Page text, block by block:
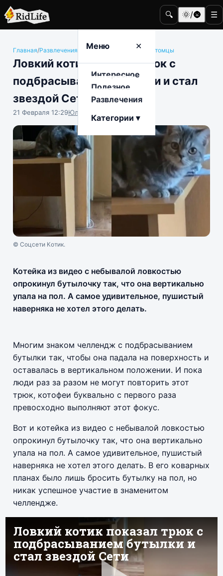
🔍 🌞/🌚 ☰
Меню ✕
Интересное
Полезное
Развлечения
Категории ▾
Главная/Развлечения Животные и домашние питомцы
Ловкий котик показал трюк с
подбрасыванием бутылки и стал
звездой Сети
21 Февраля 12:29Юлия Крофто
© Соцсети Котик.
Котейка из видео с небывалой ловкостью
опрокинул бутылочку так, что она вертикально
упала на пол. А самое удивительное, пушистый
наверняка не хотел этого делать.
Многим знаком челлендж с подбрасыванием
бутылки так, чтобы она падала на поверхность и
оставалась в вертикальном положении. И пока
люди раз за разом не могут повторить этот
трюк, котофеи буквально с первого раза
превосходно выполняют этот фокус.
Вот и котейка из видео с небывалой ловкостью
опрокинул бутылочку так, что она вертикально
упала на пол. А самое удивительное, пушистый
наверняка не хотел этого делать. В его коварных
планах было лишь бросить бутылку на пол, но
никак успешное участие в знаменитом
челлендже.